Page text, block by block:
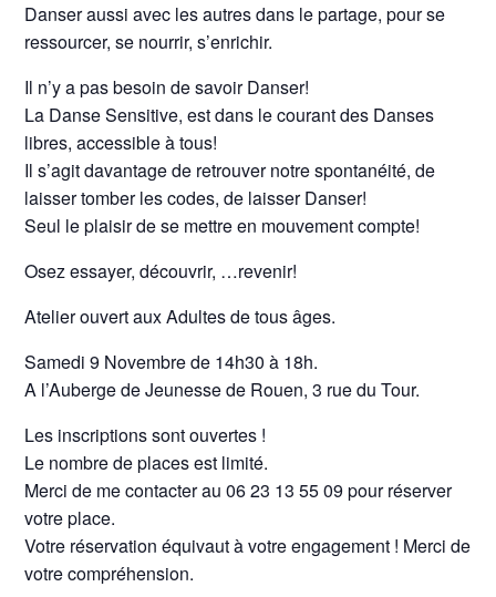
Danser aussi avec les autres dans le partage, pour se
ressourcer, se nourrir, s’enrichir.
Il n’y a pas besoin de savoir Danser!
La Danse Sensitive, est dans le courant des Danses
libres, accessible à tous!
Il s’agit davantage de retrouver notre spontanéité, de
laisser tomber les codes, de laisser Danser!
Seul le plaisir de se mettre en mouvement compte!
Osez essayer, découvrir, …revenir!
Atelier ouvert aux Adultes de tous âges.
Samedi 9 Novembre de 14h30 à 18h.
A l’Auberge de Jeunesse de Rouen, 3 rue du Tour.
Les inscriptions sont ouvertes !
Le nombre de places est limité.
Merci de me contacter au 06 23 13 55 09 pour réserver
votre place.
Votre réservation équivaut à votre engagement ! Merci de
votre compréhension.